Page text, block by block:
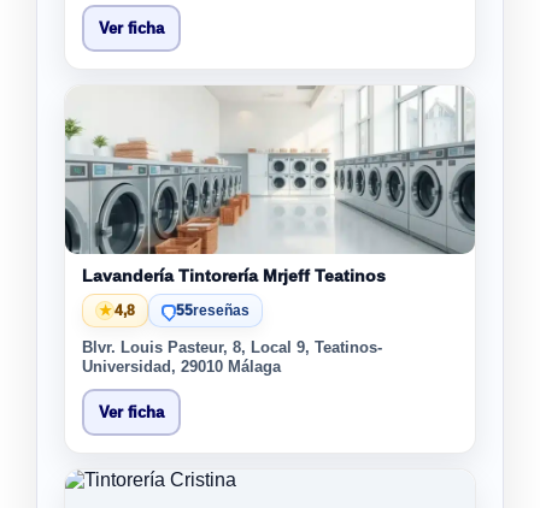
Ver ficha
Lavandería Tintorería Mrjeff Teatinos
★4,8 55reseñas
Blvr. Louis Pasteur, 8, Local 9, Teatinos-
Universidad, 29010 Málaga
Ver ficha